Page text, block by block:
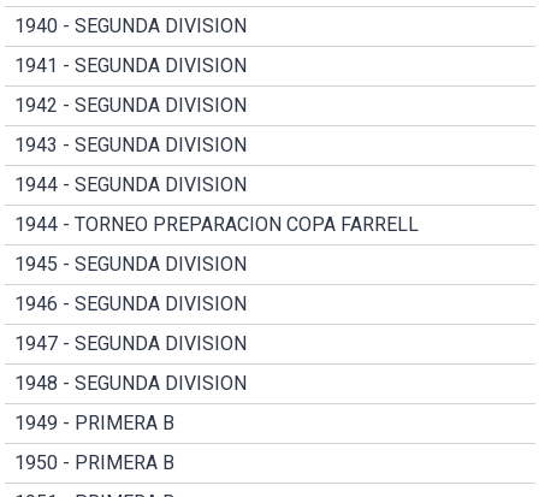
1940 - SEGUNDA DIVISION
1941 - SEGUNDA DIVISION
1942 - SEGUNDA DIVISION
1943 - SEGUNDA DIVISION
1944 - SEGUNDA DIVISION
1944 - TORNEO PREPARACION COPA FARRELL
1945 - SEGUNDA DIVISION
1946 - SEGUNDA DIVISION
1947 - SEGUNDA DIVISION
1948 - SEGUNDA DIVISION
1949 - PRIMERA B
1950 - PRIMERA B